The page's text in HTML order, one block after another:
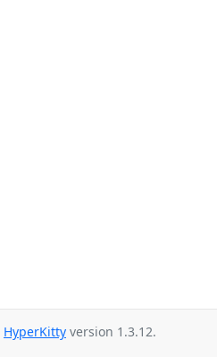
HyperKitty version 1.3.12.